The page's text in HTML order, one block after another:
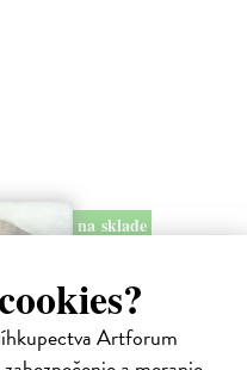
Artforum
na sklade